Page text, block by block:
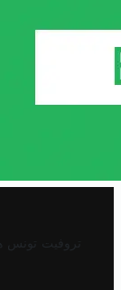
تروفيت تونس